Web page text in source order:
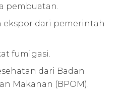
pembuatan.
ekspor dari pemerintah
fumigasi.
dari Badan
Makanan (BPOM).